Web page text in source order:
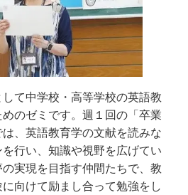
て中学校・高等学校の英語教
のゼミです。週１回の「卒業
、英語教育学の文献を読みな
行い、知識や視野を広げてい
実現を目指す仲間たちで、教
向けて励まし合って勉強をし